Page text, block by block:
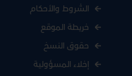
الشروط والأحكام
خريطة الموقع
حقوق النسخ
إخلاء المسؤولية